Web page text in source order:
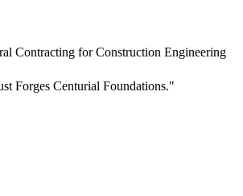
Contracting for Construction Engineering
Forges Centurial Foundations."